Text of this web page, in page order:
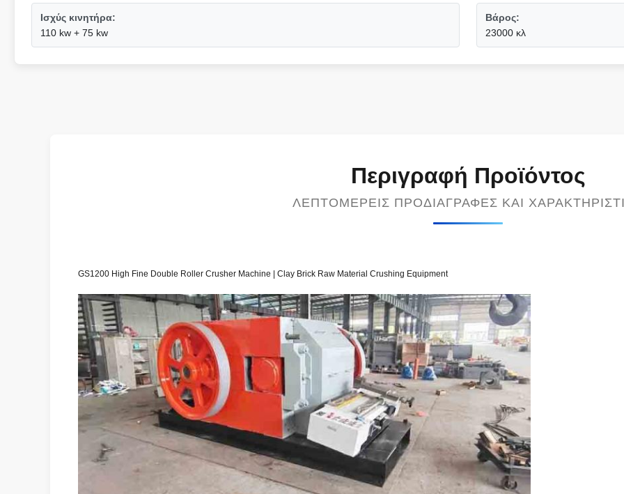
Ισχύς κινητήρα:
110 kw + 75 kw
Βάρος:
23000 κλ
Περιγραφή Προϊόντος
ΛΕΠΤΟΜΕΡΕΊΣ ΠΡΟΔΙΑΓΡΑΦΈΣ ΚΑΙ
GS1200 High Fine Double Roller Crusher Machine | Clay Brick Raw Material Crushing Equipment